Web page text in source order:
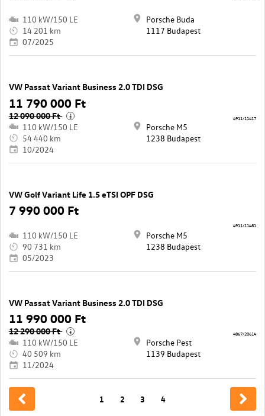
110 kW/150 LE
14 201 km
07/2025
Porsche Buda
1117 Budapest
VW Passat Variant Business 2.0 TDI DSG
11 790 000 Ft
12 090 000 Ft i
110 kW/150 LE
54 440 km
10/2024
Porsche M5
1238 Budapest
4911/11417
VW Golf Variant Life 1.5 eTSI OPF DSG
7 990 000 Ft
110 kW/150 LE
90 731 km
05/2023
Porsche M5
1238 Budapest
4911/11481
VW Passat Variant Business 2.0 TDI DSG
11 990 000 Ft
12 290 000 Ft i
110 kW/150 LE
40 509 km
11/2024
Porsche Pest
1139 Budapest
4867/20614
1 2 3 4